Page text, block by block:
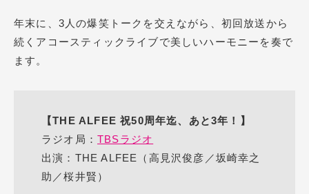
年末に、3人の爆笑トークを交えながら、初回放送から
続くアコースティックライブで美しいハーモニーを奏で
ます。
【THE ALFEE 祝50周年迄、あと3年！】
ラジオ局： TBSラジオ
出演：THE ALFEE（高見沢俊彦／坂崎幸之
助／桜井賢）